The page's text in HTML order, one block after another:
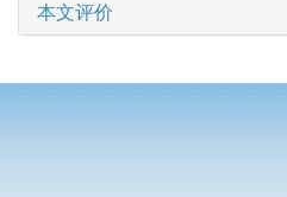
本文评价